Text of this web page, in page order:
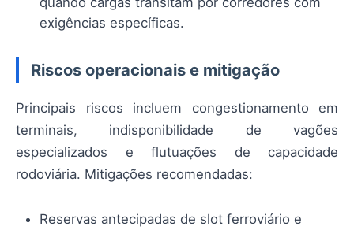
exigências específicas.
Riscos operacionais e mitigação
Principais riscos incluem congestionamento em
terminais, indisponibilidade de vagões
especializados e flutuações de capacidade
rodoviária. Mitigações recomendadas:
Reservas antecipadas de slot ferroviário e